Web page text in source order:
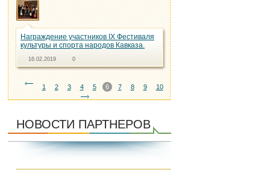
Награждение участников IX Фестиваля
культуры и спорта народов Кавказа.
16.02.2019 0
1 2 3 4 5 6 7 8 9 10
НОВОСТИ ПАРТНЕРОВ